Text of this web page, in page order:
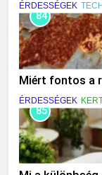
ÉRDESSÉGEK
84
Miért fontos a
ÉRDESSÉGEK
85